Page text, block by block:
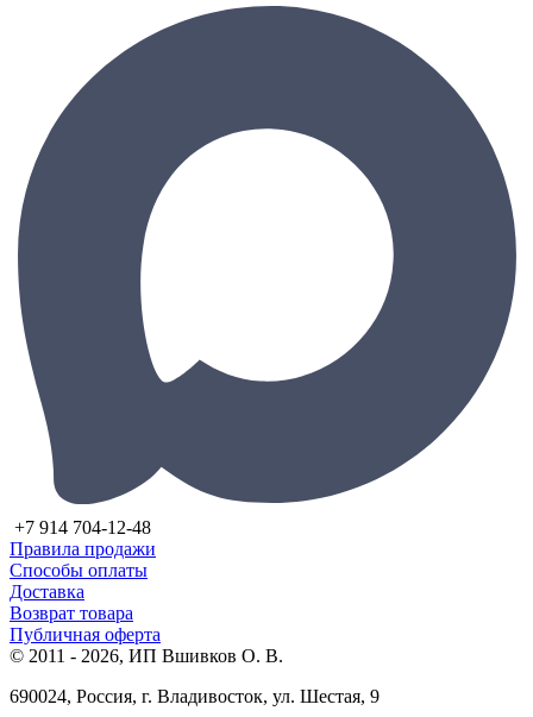
+7 914 704-12-48
Правила продажи
Способы оплаты
Доставка
Возврат товара
Публичная оферта
© 2011 - 2026, ИП Вшивков О. В.
690024, Россия, г. Владивосток, ул. Шестая, 9